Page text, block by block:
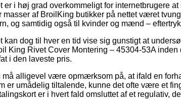
er i høj grad overkommeligt for internetbrugere
masser af BroilKing butikker på nettet været
og samtidig også til kvinder og mænd –
kan dog til hver en tid vise sig gunstigt at
King Rivet Cover Montering – 45304-53A
i den laveste pris.
må alligevel være opmærksom på, at ifald en
er umådelig tiltalende, kunne det ofte være et
er i hvert fald omsluttet af et regulativ,